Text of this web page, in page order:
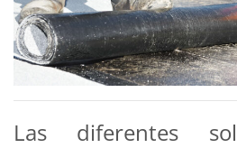
Las diferentes